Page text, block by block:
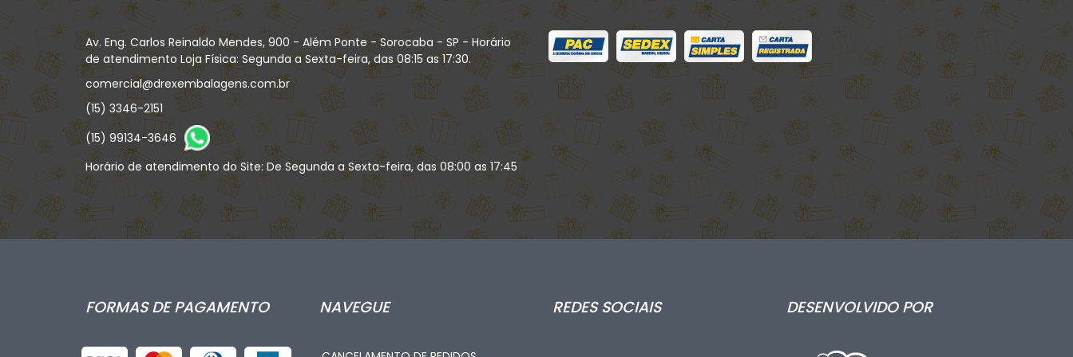
Av. Eng. Carlos Reinaldo Mendes, 900 - Além Ponte - Sorocaba - SP - Horário
de atendimento Loja Física: Segunda a Sexta-feira, das 08:15 as 17:30.
comercial@drexembalagens.com.br
(15) 3346-2151
(15) 99134-3646
Horário de atendimento do Site: De Segunda a Sexta-feira, das 08:00 as 17:45
FORMAS DE PAGAMENTO NAVEGUE REDES SOCIAIS DESENVOLVIDO POR